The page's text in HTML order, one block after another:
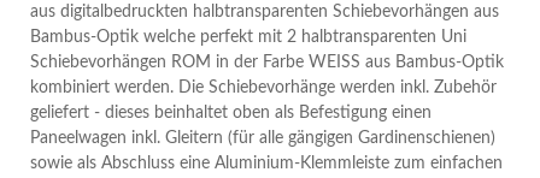
aus digitalbedruckten halbtransparenten Schiebevorhängen aus
Bambus-Optik welche perfekt mit 2 halbtransparenten Uni
Schiebevorhängen ROM in der Farbe WEISS aus Bambus-Optik
kombiniert werden. Die Schiebevorhänge werden inkl. Zubehör
geliefert - dieses beinhaltet oben als Befestigung einen
Paneelwagen inkl. Gleitern (für alle gängigen Gardinenschienen)
sowie als Abschluss eine Aluminium-Klemmleiste zum einfachen